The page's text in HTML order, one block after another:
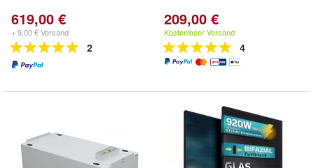
619,00 €
+ 9,00 € Versand
2
209,00 €
Kostenloser Versand
4